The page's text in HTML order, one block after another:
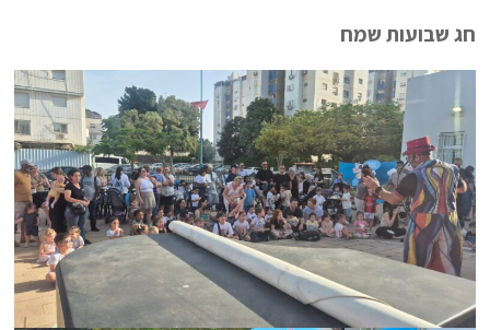
חג שבועות שמח